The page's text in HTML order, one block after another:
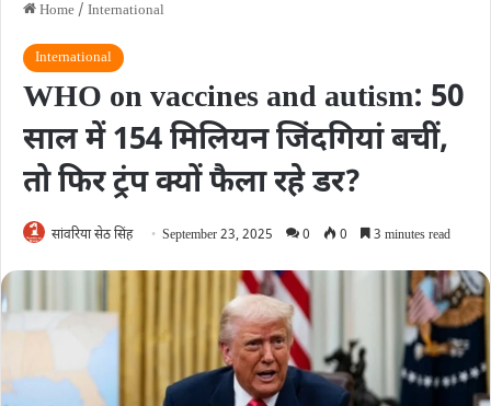
Home / International
International
WHO on vaccines and autism: 50
साल में 154 मिलियन जिंदगियां बचीं,
तो फिर ट्रंप क्यों फैला रहे डर?
सांवरिया सेठ सिंह September 23, 2025 0 0 3 minutes read